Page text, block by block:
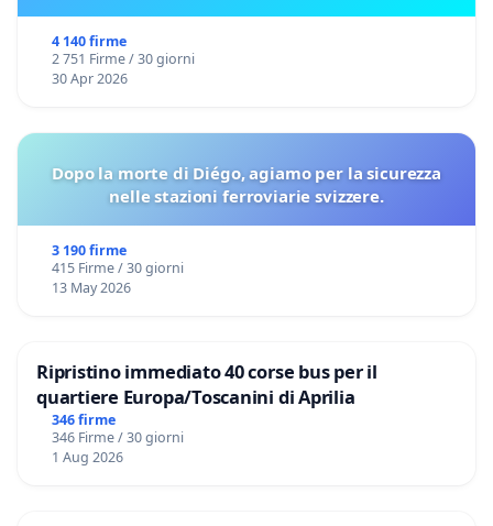
4 140 firme
2 751 Firme / 30 giorni
30 Apr 2026
Dopo la morte di Diégo, agiamo per la sicurezza
nelle stazioni ferroviarie svizzere.
3 190 firme
415 Firme / 30 giorni
13 May 2026
Ripristino immediato 40 corse bus per il
quartiere Europa/Toscanini di Aprilia
346 firme
346 Firme / 30 giorni
1 Aug 2026